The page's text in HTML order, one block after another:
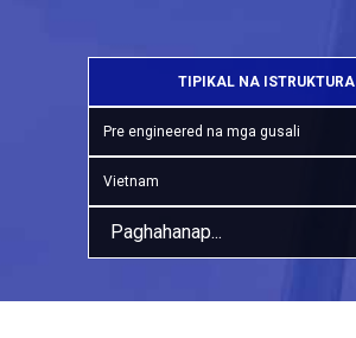
TIPIKAL NA ISTRUKTURA
Pre engineered na mga gusali
Vietnam